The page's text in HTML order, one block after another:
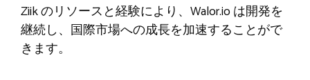
Ziik のリソースと経験により、Walor.io は開発を
継続し、国際市場への成長を加速することがで
きます。